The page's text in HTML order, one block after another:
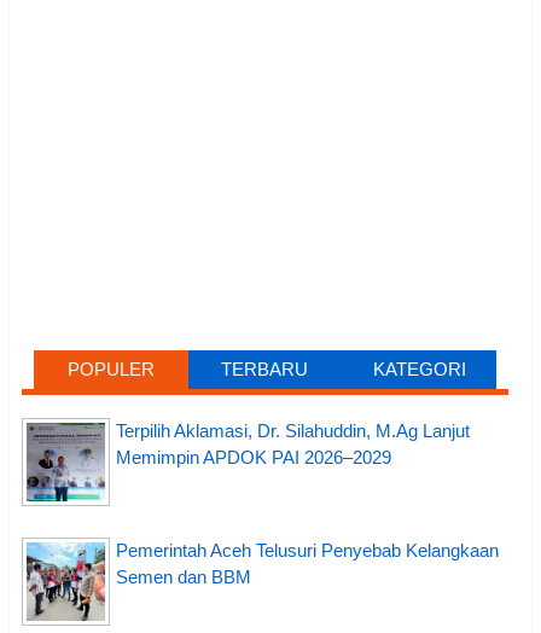
POPULER TERBARU KATEGORI
Terpilih Aklamasi, Dr. Silahuddin, M.Ag Lanjut
Memimpin APDOK PAI 2026–2029
Pemerintah Aceh Telusuri Penyebab Kelangkaan
Semen dan BBM